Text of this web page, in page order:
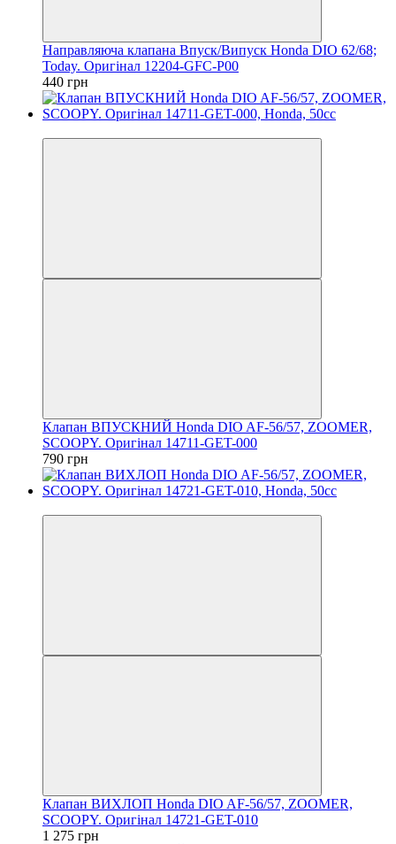
Направляюча клапана Впуск/Випуск Honda DIO 62/68;
Today. Оригінал 12204-GFC-P00
440 грн
Клапан ВПУСКНИЙ Honda DIO AF-56/57, ZOOMER,
SCOOPY. Оригінал 14711-GET-000
790 грн
Клапан ВИХЛОП Honda DIO AF-56/57, ZOOMER,
SCOOPY. Оригінал 14721-GET-010
1 275 грн